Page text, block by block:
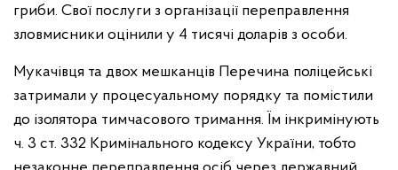
гриби. Свої послуги з організації переправлення
зловмисники оцінили у 4 тисячі доларів з особи.
Мукачівця та двох мешканців Перечина поліцейські
затримали у процесуальному порядку та помістили
до ізолятора тимчасового тримання. Їм інкримінують
ч. 3 ст. 332 Кримінального кодексу України, тобто